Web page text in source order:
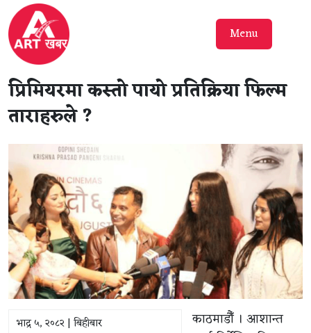
Menu
प्रिमियरमा कस्तो पायो प्रतिक्रिया फिल्म
ताराहरुले ?
भाद्र ५, २०८२ | बिहीबार
काठमाडौँ । आशान्त